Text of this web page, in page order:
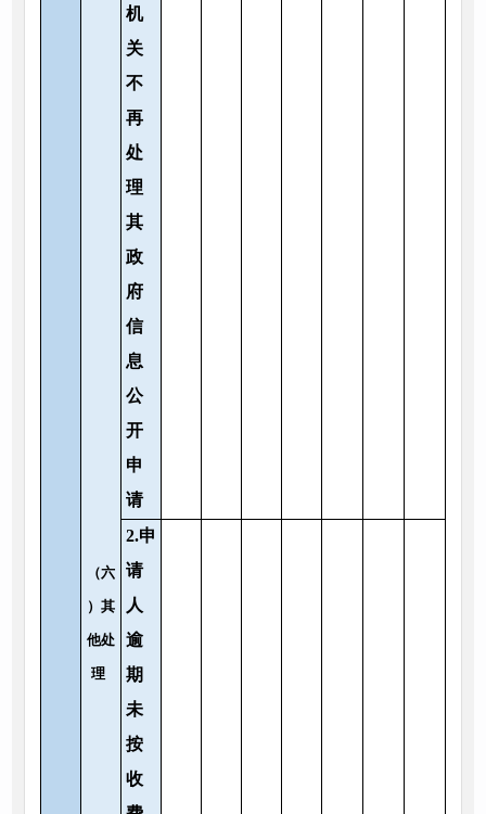
（六
）其
他处
理
机
关
不
再
处
理
其
政
府
信
息
公
开
申
请
2.申
请
人
逾
期
未
按
收